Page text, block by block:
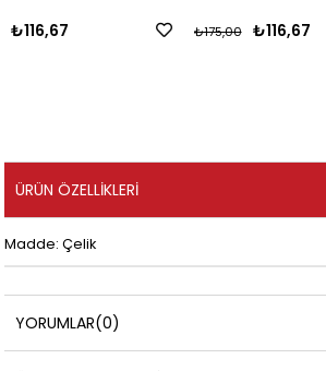
₺175,00 ₺175,00
ÜRÜN ÖZELLIKLERI
Madde: Çelik
YORUMLAR(0)